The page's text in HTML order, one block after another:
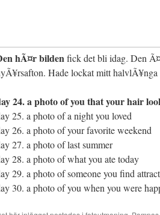
hÃ¤r bildenfick det bli idag. Den
Hade lockat mitt
24. a photo of you that your hair
25. a photo of a night you loved
26. a photo of your favorite weekend
27. a photo of last summer
28. a photo of what you ate today
29. a photo of someone you find
30. a photo of you when you were